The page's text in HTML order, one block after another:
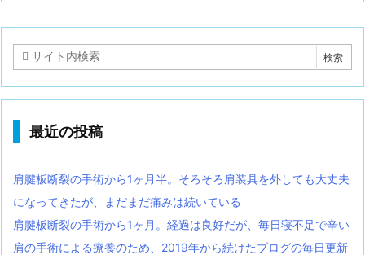
最近の投稿
肩腱板断裂の手術から1ヶ月半。そろそろ肩装具を外しても大丈夫
になってきたが、まだまだ痛みは続いている
肩腱板断裂の手術から1ヶ月。経過は良好だが、毎日寝不足で辛い
肩の手術による療養のため、2019年から続けたブログの毎日更新